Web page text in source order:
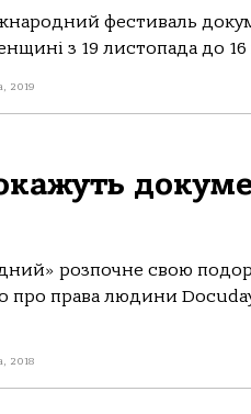
фестиваль
з 19 листопада до
2019
розпочне свою
про права людини
2018